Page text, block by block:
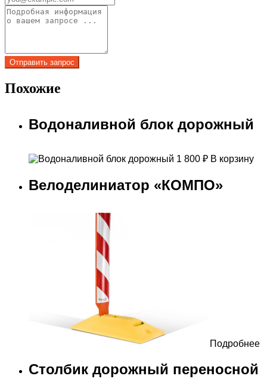
Похожие
Водоналивной блок дорожный
1 800 ₽ В корзину
Велоделиниатор «КОМПО»
Подробнее
Столбик дорожный переносной